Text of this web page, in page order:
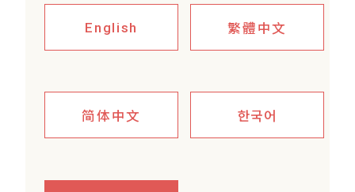
English 繁體中文
简体中文 한국어